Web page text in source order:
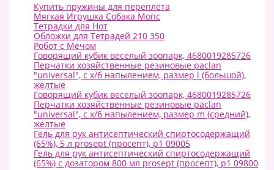
Купить пружины для переплёта
Мягкая Игрушка Собака Мопс
Тетрадки для Нот
Обложки для Тетрадей 210 350
Робот с Мечом
Говорящий кубик веселый зоопарк, 4680019285726
Перчатки хозяйственные резиновые paclan
"universal", с х/б напылением, размер l (большой),
желтые
Говорящий кубик веселый зоопарк, 4680019285726
Перчатки хозяйственные резиновые paclan
"universal", с х/б напылением, размер m (средний),
желтые
Гель для рук антисептический спиртосодержащий
(65%), 5 л prosept (просепт), p1 09005
Гель для рук антисептический спиртосодержащий
(65%) с дозатором 800 мл prosept (просепт), p1 09800